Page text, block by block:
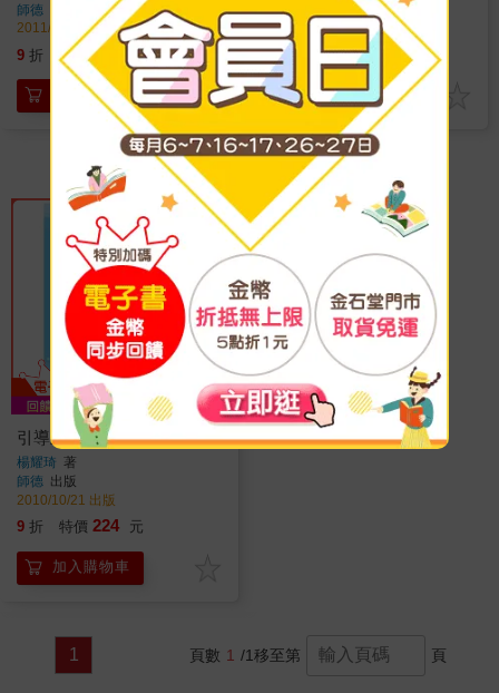
師德
2011/11/21 出版
9 折 特價 216 元
加入購物車
師德
2011/11/21 出版
9 折 特價 108
加入購物車
引導式英文寫作（教師本）
楊耀琦 著
師德 出版
2010/10/21 出版
9 折 特價 224 元
加入購物車
1 頁數 1 /1移至第 頁